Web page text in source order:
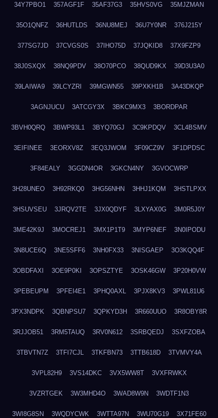
34Y7PBO1 357AGF1F 35AF37G3 35HVS0VG 35MJZMAN
35O1QNFZ 36HUTLDS 36NU8MEJ 36U7Y0NR 376J215Y
377SG7JD 37CVGS0S 37IHO75D 37JQKID8 37X9FZP9
38J0SXQX 38NQ9PDV 38O70PCO 38QUD9KX 39D3U3A0
39LAIWA9 39LCYZRI 39MGWN55 39PXKH1B 3A43DKQP
3AGNJUCU 3ATCGY3X 3BKC9MX3 3BORDPAR
3BVH0QRQ 3BWP93L1 3BYQ70GJ 3C9KPDQV 3CL4BSMV
3EIFINEE 3EORXV8Z 3EQ3JWOM 3F09CZ9V 3F1DPDSC
3F84EALY 3GGDN4OR 3GKCN4NY 3GVOCWRP
3H28UNEO 3H92RKQ0 3HG56NHN 3HHJ1KQM 3HSTLPXX
3HSUVSEU 3JRQV2TE 3JX0QDYF 3LXYAX0G 3M0R5J0Y
3ME42K9J 3MOCREJ1 3MX1P1T9 3MYP6NEF 3N0IPODU
3N8UCE6Q 3NE5SFF6 3NH0FX33 3NISGAEP 3O3KQQ4F
3OBDFAXI 3OE9P0KI 3OPSZTYE 3OSK46GW 3P20H0VW
3PEBEUPM 3PFEI4E1 3PHQ0AXL 3PJX8KV3 3PWL81U6
3PX3NDPK 3QBNPSU7 3QPKYD3H 3R660UUO 3R8OBY8R
3RJJOB51 3RM5TAUQ 3RV0N612 3SRBQEDJ 3SXFZOBA
3TBVTN7Z 3TFI7CJL 3TKFBN73 3TTB618D 3TVMVY4A
3VPL82H9 3VS14DKC 3VX5WW8T 3VXFRWKX
3VZRTGEK 3W3MHD4O 3WAD8W9N 3WDTF1N3
3WI8G8SN 3WQDYCWK 3WTTA97N 3WU70G19 3X71FE60